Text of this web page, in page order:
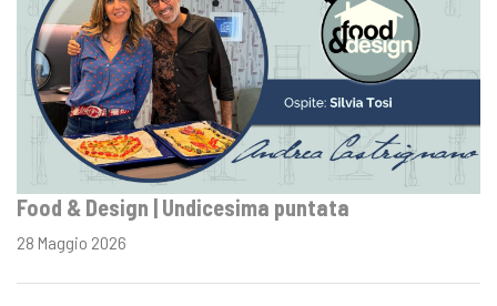
Food & Design | Undicesima puntata
28 Maggio 2026